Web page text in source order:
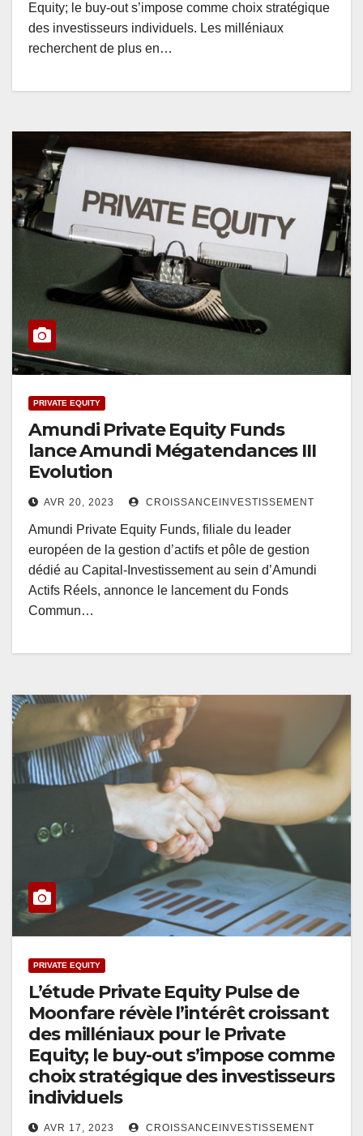
Equity; le buy-out s’impose comme choix stratégique
des investisseurs individuels. Les milléniaux
recherchent de plus en…
PRIVATE EQUITY
Amundi Private Equity Funds
lance Amundi Mégatendances III
Evolution
AVR 20, 2023 CROISSANCEINVESTISSEMENT
Amundi Private Equity Funds, filiale du leader
européen de la gestion d’actifs et pôle de gestion
dédié au Capital-Investissement au sein d’Amundi
Actifs Réels, annonce le lancement du Fonds
Commun…
PRIVATE EQUITY
L’étude Private Equity Pulse de
Moonfare révèle l’intérêt croissant
des milléniaux pour le Private
Equity; le buy-out s’impose comme
choix stratégique des investisseurs
individuels
AVR 17, 2023 CROISSANCEINVESTISSEMENT